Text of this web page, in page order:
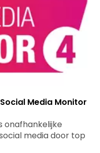
Media Monitor
onafhankelijke
media door top